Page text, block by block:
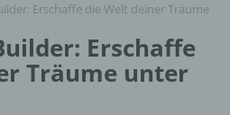
Erschaffe die Welt deiner Träume
Erschaffe
Träume unter